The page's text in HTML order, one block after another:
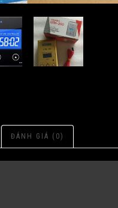
ĐÁNH GIÁ (0)